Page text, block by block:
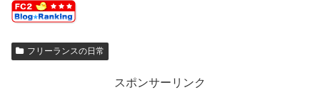
フリーランスの日常
スポンサーリンク